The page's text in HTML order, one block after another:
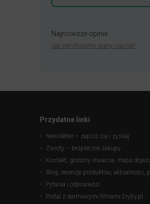
Najnowsze opinie
Jak weryfikujemy oceny i opinie?
Przydatne linki
Newsletter – zapisz się i zyskaj
Zwroty – bezpieczne zakupy
Kontakt, godziny otwarcia, mapa
Blog, recenzje produktów, aktualności,
Pytania i odpowiedzi
Portal z darmowymi filmami 2ryby.pl